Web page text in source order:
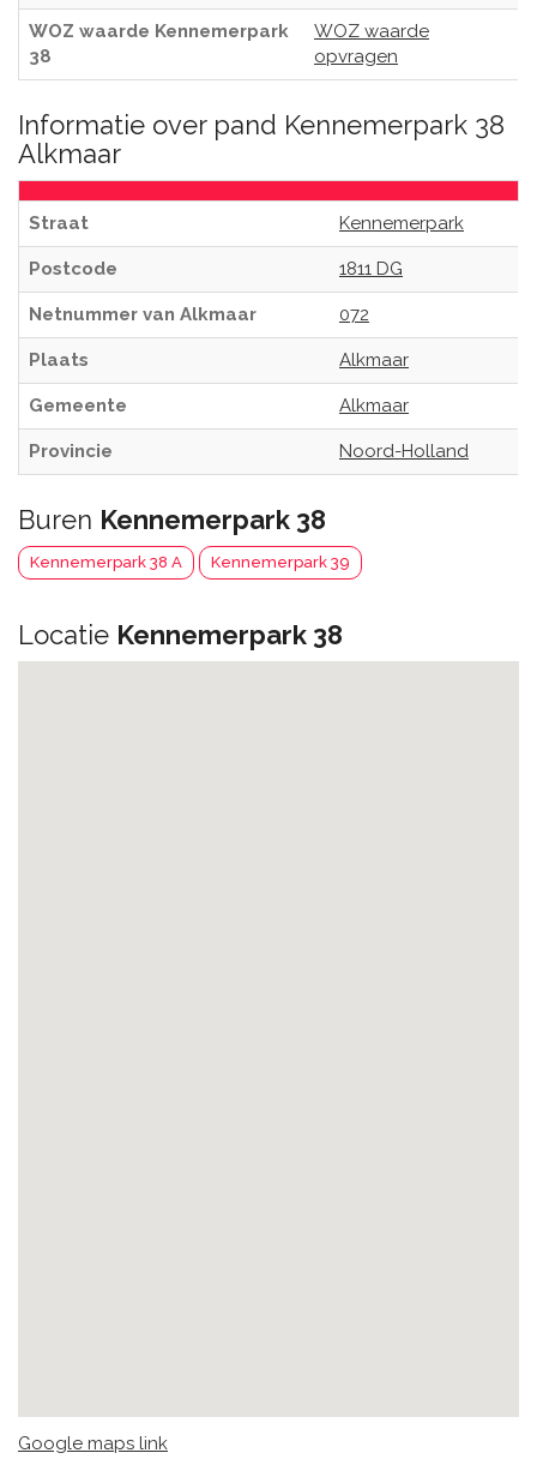
WOZ waarde Kennemerpark
38
WOZ waarde
opvragen
Informatie over pand Kennemerpark 38
Alkmaar
Straat Kennemerpark
Postcode 1811 DG
Netnummer van Alkmaar 072
Plaats Alkmaar
Gemeente Alkmaar
Provincie Noord-Holland
Buren Kennemerpark 38
Kennemerpark 38 A Kennemerpark 39
Locatie Kennemerpark 38
Google maps link